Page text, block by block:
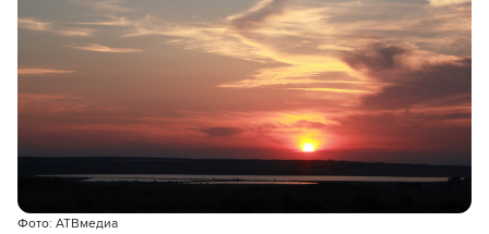
Фото: АТВмедиа